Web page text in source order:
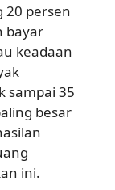
20 persen
bayar
keadaan
sampai 35
besar
ini.